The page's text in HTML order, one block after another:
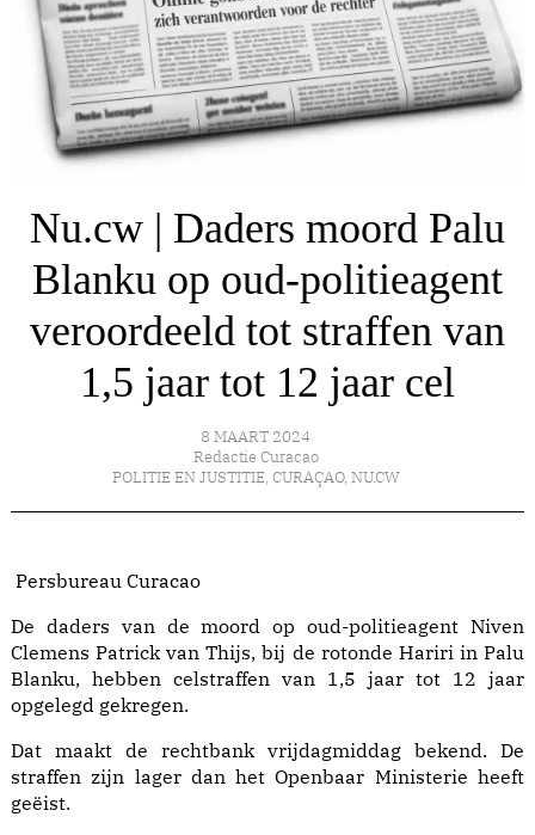
Nu.cw | Daders moord Palu
Blanku op oud-politieagent
veroordeeld tot straffen van
1,5 jaar tot 12 jaar cel
8 MAART 2024
Redactie Curacao
POLITIE EN JUSTITIE, CURAÇAO, NU.CW
Persbureau Curacao
De daders van de moord op oud-politieagent Niven
Clemens Patrick van Thijs, bij de rotonde Hariri in Palu
Blanku, hebben celstraffen van 1,5 jaar tot 12 jaar
opgelegd gekregen.
Dat maakt de rechtbank vrijdagmiddag bekend. De
straffen zijn lager dan het Openbaar Ministerie heeft
geëist.